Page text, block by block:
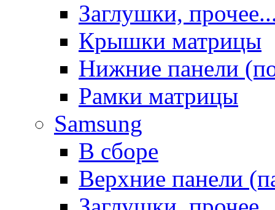
Заглушки,
Крышки матрицы
Нижние панели
Рамки матрицы
Samsung
В сборе
Верхние панели